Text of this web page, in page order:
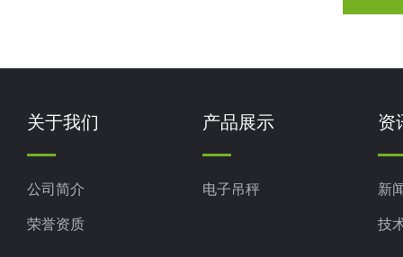
关于我们
公司简介
荣誉资质
产品展示
电子吊秤
资
新
技